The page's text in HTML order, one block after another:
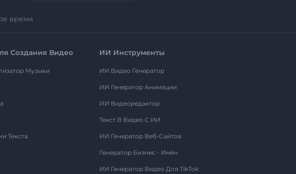
время
Создания Видео
Музыки
Текста
ИИ Инструменты
ИИ Видео Генератор
ИИ Генератор Анимации
ИИ Видеоредактор
Текст В Видео С ИИ
ИИ Генератор Веб-Сайтов
Генератор Бизнес - Имён
ИИ Генератор Видео Для TikTok